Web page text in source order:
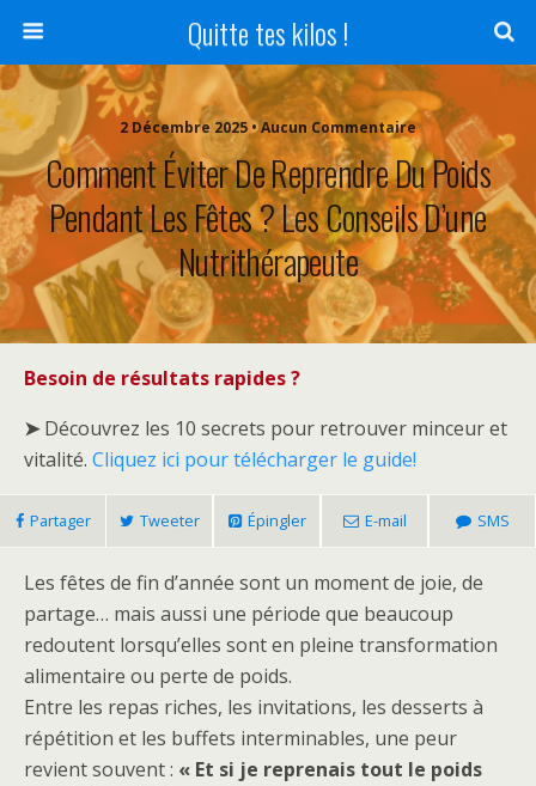
Quitte tes kilos !
2 Décembre 2025 • Aucun Commentaire
Comment Éviter De Reprendre Du Poids
Pendant Les Fêtes ? Les Conseils D’une
Nutrithérapeute
Besoin de résultats rapides ?
➤Découvrez les 10 secrets pour retrouver minceur et
vitalité. Cliquez ici pour télécharger le guide!
Partager Tweeter Épingler E-mail SMS
Les fêtes de fin d’année sont un moment de joie, de
partage… mais aussi une période que beaucoup
redoutent lorsqu’elles sont en pleine transformation
alimentaire ou perte de poids.
Entre les repas riches, les invitations, les desserts à
répétition et les buffets interminables, une peur
revient souvent : « Et si je reprenais tout le poids